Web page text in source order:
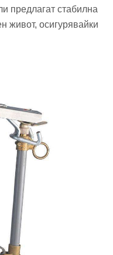
предлагат стабилна
живот, осигурявайки